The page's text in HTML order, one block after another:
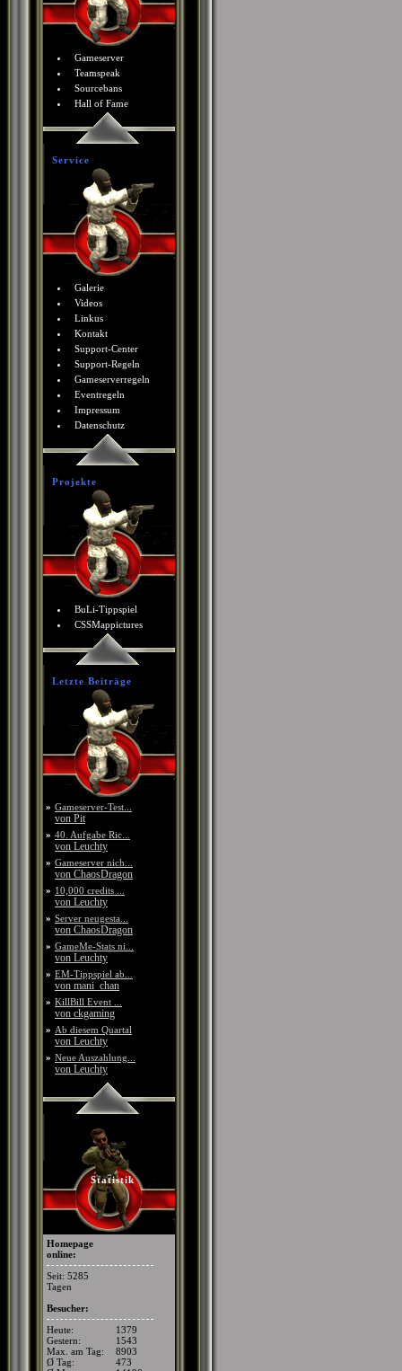
Gameserver
Teamspeak
Sourcebans
Hall of Fame
Service
Galerie
Videos
Linkus
Kontakt
Support-Center
Support-Regeln
Gameserverregeln
Eventregeln
Impressum
Datenschutz
Projekte
BuLi-Tippspiel
CSSMappictures
Letzte Beiträge
» Gameserver-Test...
von Pit
» 40. Aufgabe Ric...
von Leuchty
» Gameserver nich...
von ChaosDragon
» 10,000 credits ...
von Leuchty
» Server neugesta...
von ChaosDragon
» GameMe-Stats ni...
von Leuchty
» EM-Tippspiel ab...
von mani_chan
» KillBill Event ...
von ckgaming
» Ab diesem Quartal
von Leuchty
» Neue Auszahlung...
von Leuchty
Statistik
Homepage
online:
Seit: 5285
Tagen
Besucher:
Heute:
1379
Gestern:
1543
Max. am Tag:
8903
Ø Tag:
473